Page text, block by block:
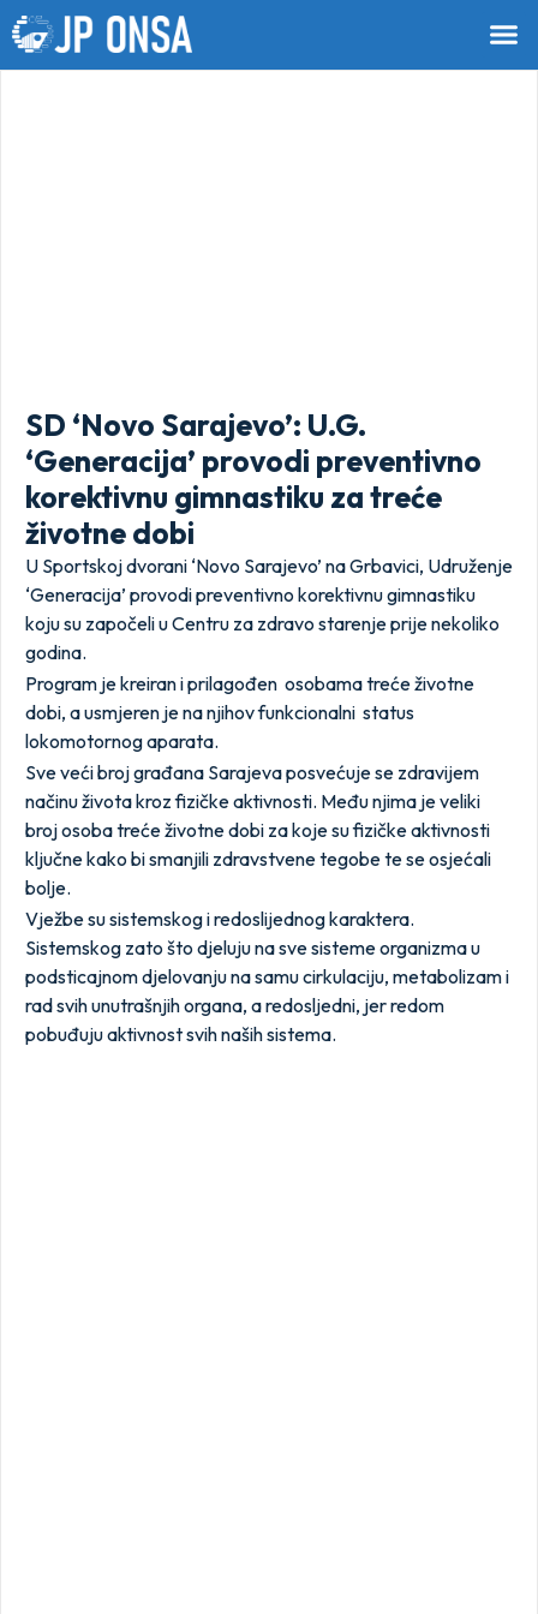
SD ‘Novo Sarajevo’: U.G.
‘Generacija’ provodi preventivno
korektivnu gimnastiku za treće
životne dobi
U Sportskoj dvorani ‘Novo Sarajevo’ na Grbavici, Udruženje
‘Generacija’ provodi preventivno korektivnu gimnastiku
koju su započeli u Centru za zdravo starenje prije nekoliko
godina.
Program je kreiran i prilagođen osobama treće životne
dobi, a usmjeren je na njihov funkcionalni status
lokomotornog aparata.
Sve veći broj građana Sarajeva posvećuje se zdravijem
načinu života kroz fizičke aktivnosti. Među njima je veliki
broj osoba treće životne dobi za koje su fizičke aktivnosti
ključne kako bi smanjili zdravstvene tegobe te se osjećali
bolje.
Vježbe su sistemskog i redoslijednog karaktera.
Sistemskog zato što djeluju na sve sisteme organizma u
podsticajnom djelovanju na samu cirkulaciju, metabolizam i
rad svih unutrašnjih organa, a redosljedni, jer redom
pobuđuju aktivnost svih naših sistema.